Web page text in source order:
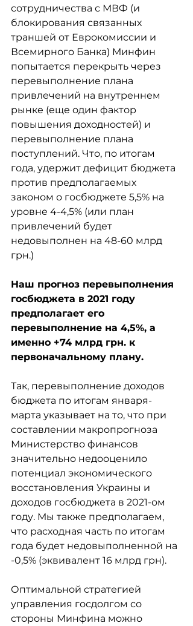
сотрудничества с МВФ (и
блокирования связанных
траншей от Еврокомиссии и
Всемирного Банка) Минфин
попытается перекрыть через
перевыполнение плана
привлечений на внутреннем
рынке (еще один фактор
повышения доходностей) и
перевыполнение плана
поступлений. Что, по итогам
года, удержит дефицит бюджета
против предполагаемых
законом о госбюджете 5,5% на
уровне 4-4,5% (или план
привлечений будет
недовыполнен на 48-60 млрд
грн.)
Наш прогноз перевыполнения
госбюджета в 2021 году
предполагает его
перевыполнение на 4,5%, а
именно +74 млрд грн. к
первоначальному плану.
Так, перевыполнение доходов
бюджета по итогам января-
марта указывает на то, что при
составлении макропрогноза
Министерство финансов
значительно недооценило
потенциал экономического
восстановления Украины и
доходов госбюджета в 2021-ом
году. Мы также предполагаем,
что расходная часть по итогам
года будет недовыполненной на
-0,5% (эквивалент 16 млрд грн).
Оптимальной стратегией
управления госдолгом со
стороны Минфина можно